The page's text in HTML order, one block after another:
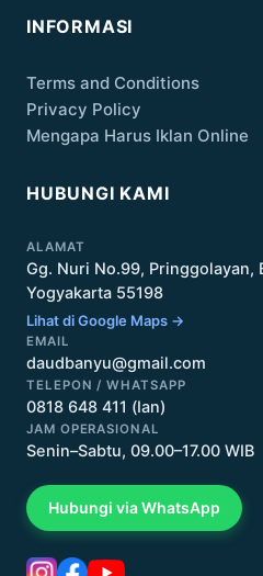
INFORMASI
Terms and Conditions
Privacy Policy
Mengapa Harus Iklan Online
HUBUNGI KAMI
ALAMAT
Gg. Nuri No.99, Pringgolayan,
Yogyakarta 55198
Lihat di Google Maps →
EMAIL
daudbanyu@gmail.com
TELEPON / WHATSAPP
0818 648 411 (Ian)
JAM OPERASIONAL
Senin–Sabtu, 09.00–17.00 WIB
Hubungi via WhatsApp